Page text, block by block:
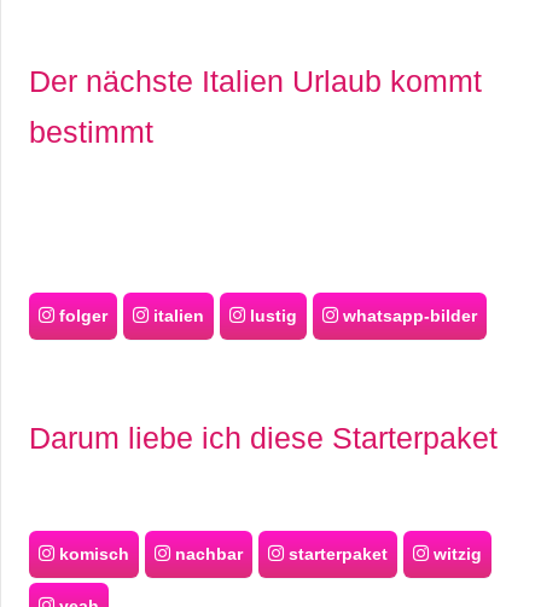
Der nächste Italien Urlaub kommt
bestimmt
folger italien lustig whatsapp-bilder
Darum liebe ich diese Starterpaket
komisch nachbar starterpaket witzig